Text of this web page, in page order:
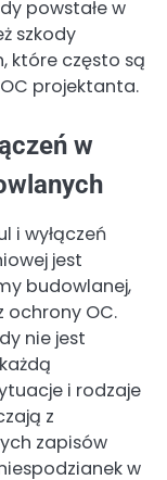
powstałe w
szkody
które często są
projektanta.
w
i wyłączeń
jest
budowlanej,
ochrony OC.
nie jest
i rodzaje
z
zapisów
w